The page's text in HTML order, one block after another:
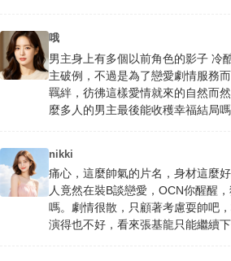
哦
男主身上有多個以前角色的影子 冷
主破例，不過是為了戀愛劇情服務
羈絆，彷彿這樣愛情就來的自然而
麼多人的男主最後能收穫幸福結局嗎
nikki
痛心，這麼帥氣的片名，身材這麼
人竟然在裝B談戀愛，OCN你醒醒
嗎。劇情很散，只顧著考慮耍帥吧
演得也不好，看來張基龍只能繼續